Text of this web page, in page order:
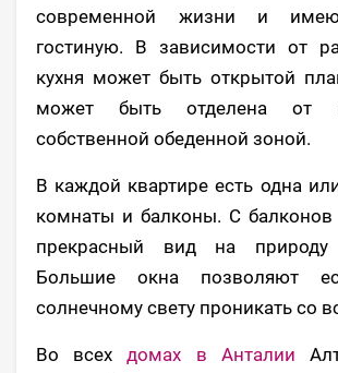
современной жизни и
гостиную. В зависимости от
кухня может быть открытой
может быть отделена от
собственной обеденной зоной.
В каждой квартире есть одна
комнаты и балконы. С балконов
прекрасный вид на
Большие окна позволяют
солнечному свету проникать со
Во всехдомах в Анталии